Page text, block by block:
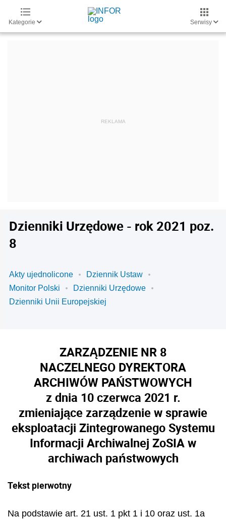
Kategorie Serwisy
Dzienniki Urzędowe - rok 2021 poz.
8
Akty ujednolicone
Dziennik Ustaw
Monitor Polski
Dzienniki Urzędowe
Dzienniki Unii Europejskiej
ZARZĄDZENIE NR 8
NACZELNEGO DYREKTORA
ARCHIWÓW PAŃSTWOWYCH
z dnia 10 czerwca 2021 r.
zmieniające zarządzenie w sprawie
eksploatacji Zintegrowanego Systemu
Informacji Archiwalnej ZoSIA w
archiwach państwowych
Tekst pierwotny
Na podstawie art. 21 ust. 1 pkt 1 i 10 oraz ust. 1a